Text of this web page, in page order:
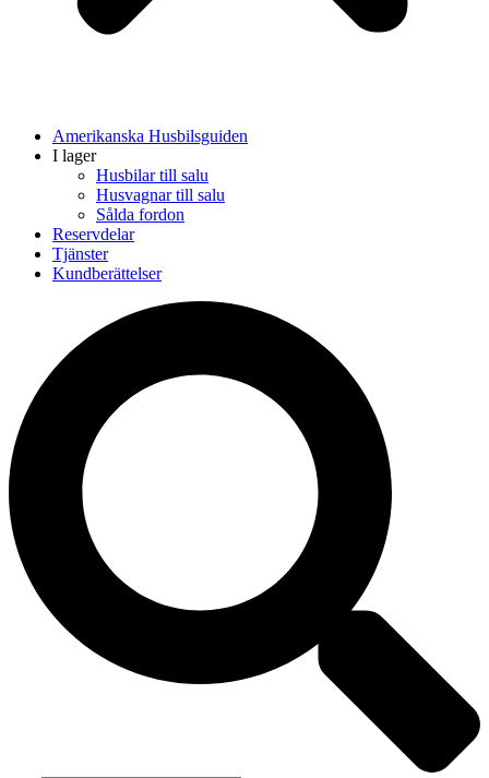
Amerikanska Husbilsguiden
I lager
Husbilar till salu
Husvagnar till salu
Sålda fordon
Reservdelar
Tjänster
Kundberättelser